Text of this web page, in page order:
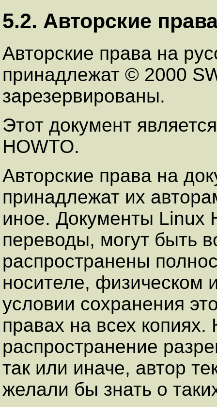
5.2. Авторские
Авторские права на
принадлежат © 2000
зарезервированы.
Этот документ
HOWTO.
Авторские права на
принадлежат их
иное. Документы Linux
переводы, могут быть
распространены
носителе, физическом
условии сохранения
правах на всех
распространение
так или иначе, автор
желали бы знать о